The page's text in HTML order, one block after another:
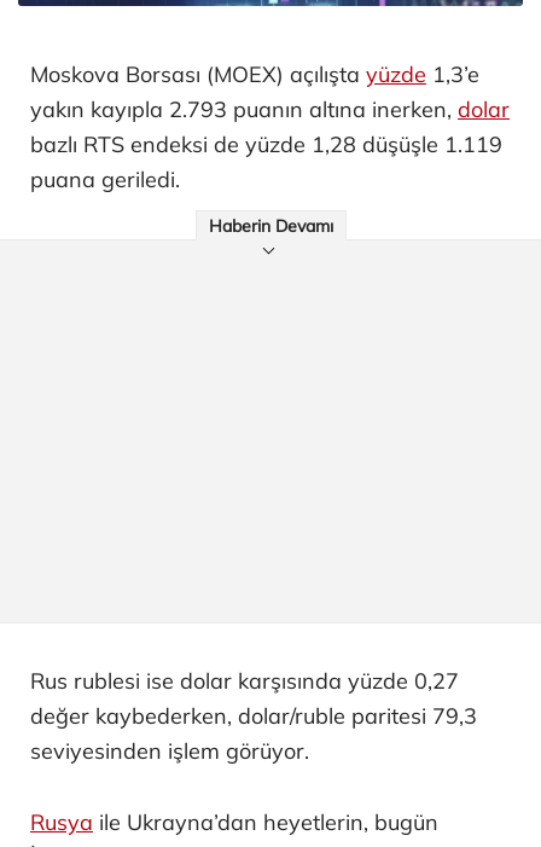
Moskova Borsası (MOEX) açılışta yüzde 1,3’e
yakın kayıpla 2.793 puanın altına inerken, dolar
bazlı RTS endeksi de yüzde 1,28 düşüşle 1.119
puana geriledi.
Haberin Devamı
Rus rublesi ise dolar karşısında yüzde 0,27
değer kaybederken, dolar/ruble paritesi 79,3
seviyesinden işlem görüyor.
Rusya ile Ukrayna’dan heyetlerin, bugün